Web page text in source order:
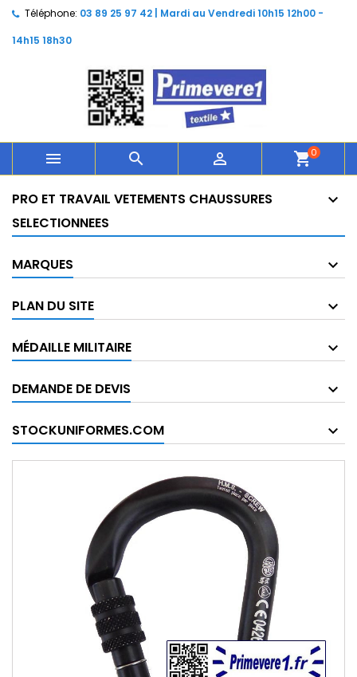
Téléphone: 03 89 25 97 42 | Mardi au Vendredi 10h15 12h00 -
14h15 18h30
   shopping_cart0
PRO ET TRAVAIL VETEMENTS CHAUSSURES
SELECTIONNEES
MARQUES
PLAN DU SITE
MÉDAILLE MILITAIRE
DEMANDE DE DEVIS
STOCKUNIFORMES.COM